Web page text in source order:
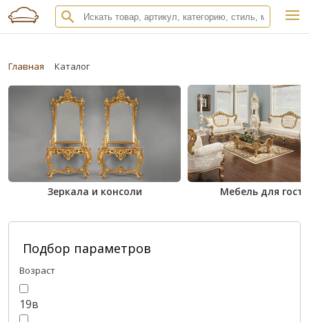
Главная Каталог
Зеркала и консоли Мебель для
Подбор параметров
Возраст
19в